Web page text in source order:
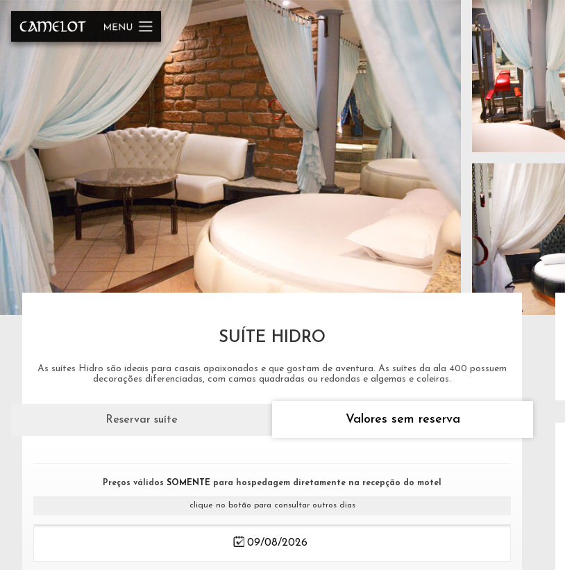
SUÍTE HIDRO
As suítes Hidro são ideais para casais apaixonados e que gostam de aventura. As suítes da ala 400 possuem
decorações diferenciadas, com camas quadradas ou redondas e algemas e coleiras.
Reservar suíte Valores sem reserva
Preços válidos SOMENTE para hospedagem diretamente na recepção do motel
clique no botão para consultar outros dias